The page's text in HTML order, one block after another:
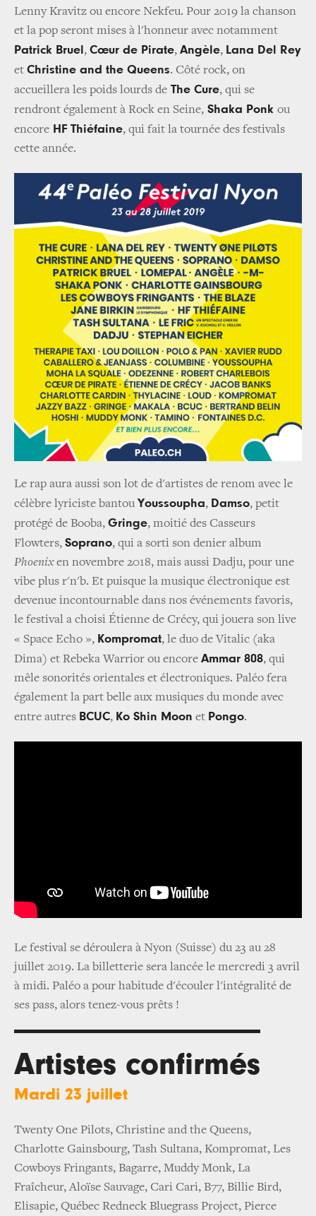
Lenny Kravitz ou encore Nekfeu. Pour 2019 la chanson
et la pop seront mises à l'honneur avec notamment
Patrick Bruel , Cœur de Pirate, Angèle, Lana Del Rey
et Christine and the Queens. Côté rock, on
accueillera les poids lourds de The Cure, qui se
rendront également à Rock en Seine, Shaka Ponk ou
encore HF Thiéfaine, qui fait la tournée des festivals
cette année.
Le rap aura aussi son lot de d'artistes de renom avec le
célèbre lyriciste bantou Youssoupha, Damso, petit
protégé de Booba, Gringe, moitié des Casseurs
Flowters, Soprano, qui a sorti son denier album
Phoenixen novembre 2018, mais aussi Dadju, pour une
vibe plus r'n'b. Et puisque la musique électronique est
devenue incontournable dans nos événements favoris,
le festival a choisi Étienne de Crécy, qui jouera son live
« Space Echo », Kompromat, le duo de Vitalic (aka
Dima) et Rebeka Warrior ou encore Ammar 808, qui
mêle sonorités orientales et électroniques. Paléo fera
également la part belle aux musiques du monde avec
entre autres BCUC, Ko Shin Moon et Pongo.
Le festival se déroulera à Nyon (Suisse) du 23 au 28
juillet 2019. La billetterie sera lancée le mercredi 3 avril
à midi. Paléo a pour habitude d'écouler l'intégralité de
ses pass, alors tenez-vous prêts !
Artistes confirmés
Mardi 23 juillet
Twenty One Pilots, Christine and the Queens,
Charlotte Gainsbourg, Tash Sultana, Kompromat, Les
Cowboys Fringants, Bagarre, Muddy Monk, La
Fraîcheur, Aloïse Sauvage, Cari Cari, B77, Billie Bird,
Elisapie, Québec Redneck Bluegrass Project, Pierce